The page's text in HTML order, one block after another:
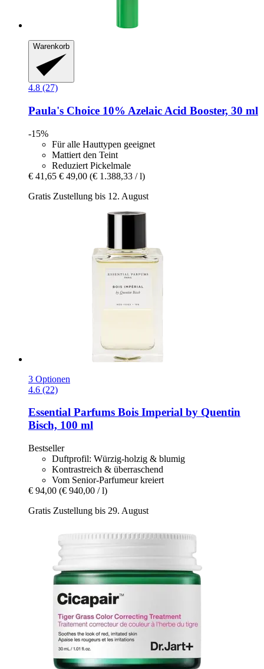
Warenkorb
4.8 (27)
Paula's Choice 10% Azelaic Acid Booster, 30 ml
-15%
Für alle Hauttypen geeignet
Mattiert den Teint
Reduziert Pickelmale
€ 41,65 € 49,00 (€ 1.388,33 / l)
Gratis Zustellung bis 12. August
3 Optionen
4.6 (22)
Essential Parfums Bois Imperial by Quentin
Bisch, 100 ml
Bestseller
Duftprofil: Würzig-holzig & blumig
Kontrastreich & überraschend
Vom Senior-Parfumeur kreiert
€ 94,00 (€ 940,00 / l)
Gratis Zustellung bis 29. August